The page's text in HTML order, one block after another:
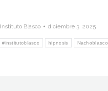
Instituto Blasco diciembre 3, 2025
#institutoblasco hipnosis Nachoblasco